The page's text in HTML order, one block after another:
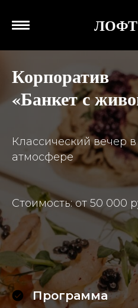
Корпоратив
«Банкет с
Классический вечер
атмосфере
Стоимость: от 50 000
Программа